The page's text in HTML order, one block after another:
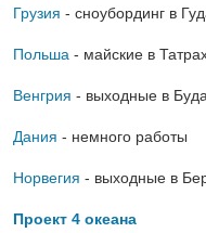
Грузия - сноубординг в
Польша - майские в
Венгрия - выходные в
Дания - немного работы
Норвегия - выходные в
Проект 4 океана